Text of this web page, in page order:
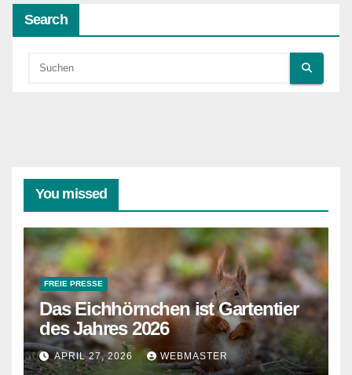
Search
You missed
FREIE PRESSE
Das Eichhörnchen ist Gartentier
des Jahres 2026
APRIL 27, 2026 WEBMASTER